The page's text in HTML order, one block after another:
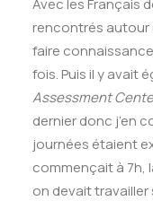
Avec les Français
rencontrés autour
faire
fois. Puis il y avait
Assessment
dernier donc j’en
journées étaient
commençait à 7h,
on devait travailler